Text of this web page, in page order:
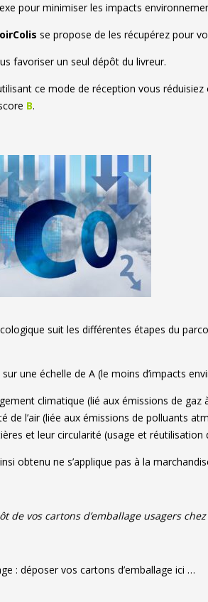
pour minimiser les impacts
se propose de les récupérez pour
favoriser un seul dépôt du livreur.
ce mode de réception vous
B.
suit les différentes étapes du
une échelle de A (le moins d’impacts
climatique (lié aux émissions de gaz
de l’air (liée aux émissions de polluants
et leur circularité (usage et
obtenu ne s’applique pas à la
de vos cartons d’emballage usagers chez
: déposer vos cartons d’emballage ici …